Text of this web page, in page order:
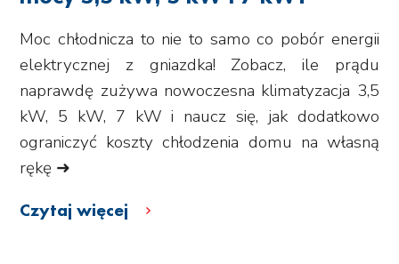
Moc chłodnicza to nie to samo co pobór energii
elektrycznej z gniazdka! Zobacz, ile prądu
naprawdę zużywa nowoczesna klimatyzacja 3,5
kW, 5 kW, 7 kW i naucz się, jak dodatkowo
ograniczyć koszty chłodzenia domu na własną
rękę ➜
Czytaj więcej